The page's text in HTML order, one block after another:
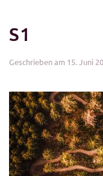
S1
Geschrieben am 15. Juni